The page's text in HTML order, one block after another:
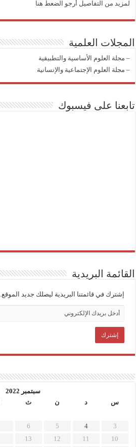
لمزيد من التفاصيل أرجو الضعط هنا
المجلات العلمية
– مجلة العلوم الأساسية والتطبيقية
– مجلة العلوم الإجتماعية والإنسانية
تابعنا على فيسبوك
القائمة البريدية
إشترك في قائمتنا البريدية ليصلك جديد الموقع.
سبتمبر 2022
س
د ن ث
3
4
5
6
10
11
12
13